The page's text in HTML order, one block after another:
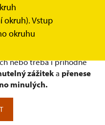
okruh). Vstup
okruhu
zahradami a areálem
z období baroka, rokoka
prohlídkového okruhu
Historický oděv, prostředí
zdejší zeleň, zpěv ptáků,
nebo třeba i příhodné
zážiteka přenese
minulých.